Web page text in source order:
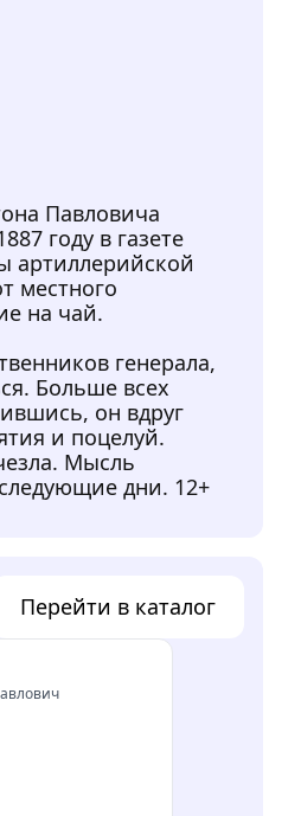
Павловича
году в газете
артиллерийской
местного
на чай.
генерала,
Больше всех
он вдруг
и поцелуй.
Мысль
дни. 12+
Перейти в каталог